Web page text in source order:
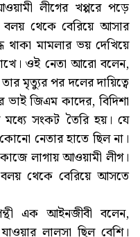
লীগের খপ্পরে পড়ে
থেকে বেরিয়ে আসার
থাকা মামলার ভয় দেখিয়ে
ওই নেতা আরো বলেন,
মৃত্যুর পর দলের দায়িত্বে
ভাই জিএম কাদের, বিদিশা
সংকট তৈরি হয়। যে
নেতার হাতে ছিল না।
লাগায় আওয়ামী লীগ।
থেকে বেরিয়ে আসতে
এক আইনজীবী বলেন,
লালসা ছিল বেশি।